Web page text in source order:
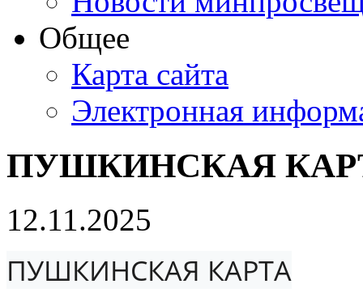
Общее
Карта сайта
Электронная
ПУШКИНСКАЯ
12.11.2025
ПУШКИНСКАЯ КАРТА